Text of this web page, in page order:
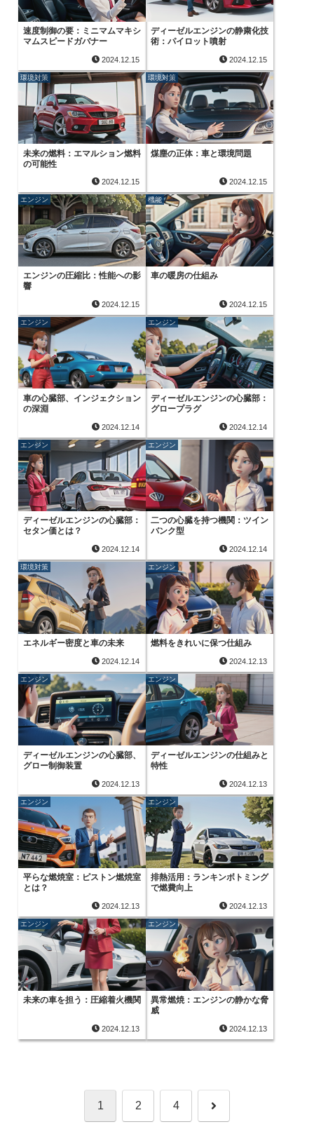
速度制御の要：ミニマムマキシ
マムスピードガバナー
2024.12.15
ディーゼルエンジンの静粛化技
術：パイロット噴射
2024.12.15
環境対策
未来の燃料：エマルション燃料
の可能性
2024.12.15
環境対策
煤塵の正体：車と環境問題
2024.12.15
エンジン
エンジンの圧縮比：性能への影
響
2024.12.15
機能
車の暖房の仕組み
2024.12.15
エンジン
車の心臓部、インジェクション
の深淵
2024.12.14
エンジン
ディーゼルエンジンの心臓部：
グロープラグ
2024.12.14
エンジン
ディーゼルエンジンの心臓部：
セタン価とは？
2024.12.14
エンジン
二つの心臓を持つ機関：ツイン
バンク型
2024.12.14
環境対策
エネルギー密度と車の未来
2024.12.14
エンジン
燃料をきれいに保つ仕組み
2024.12.13
エンジン
ディーゼルエンジンの心臓部、
グロー制御装置
2024.12.13
エンジン
ディーゼルエンジンの仕組みと
特性
2024.12.13
エンジン
平らな燃焼室：ピストン燃焼室
とは？
2024.12.13
エンジン
排熱活用：ランキンボトミング
で燃費向上
2024.12.13
エンジン
未来の車を担う：圧縮着火機関
2024.12.13
エンジン
異常燃焼：エンジンの静かな脅
威
2024.12.13
1 2 4 次